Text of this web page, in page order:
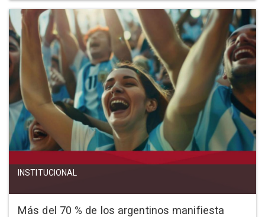
INSTITUCIONAL
Más del 70 % de los argentinos manifiesta